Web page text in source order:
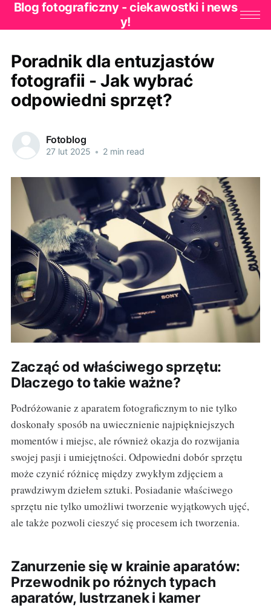
Blog fotograficzny - ciekawostki i news
y!
Poradnik dla entuzjastów
fotografii - Jak wybrać
odpowiedni sprzęt?
Fotoblog
27 lut 2025 • 2 min read
Zacząć od właściwego sprzętu:
Dlaczego to takie ważne?
Podróżowanie z aparatem fotograficznym to nie tylko
doskonały sposób na uwiecznienie najpiękniejszych
momentów i miejsc, ale również okazja do rozwijania
swojej pasji i umiejętności. Odpowiedni dobór sprzętu
może czynić różnicę między zwykłym zdjęciem a
prawdziwym dziełem sztuki. Posiadanie właściwego
sprzętu nie tylko umożliwi tworzenie wyjątkowych ujęć,
ale także pozwoli cieszyć się procesem ich tworzenia.
Zanurzenie się w krainie aparatów:
Przewodnik po różnych typach
aparatów, lustrzanek i kamer